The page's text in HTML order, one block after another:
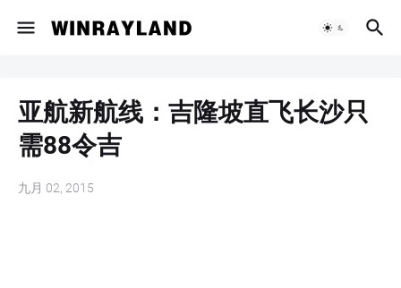
亚航新航线：吉隆坡直飞长沙只
需88令吉
九月 02, 2015